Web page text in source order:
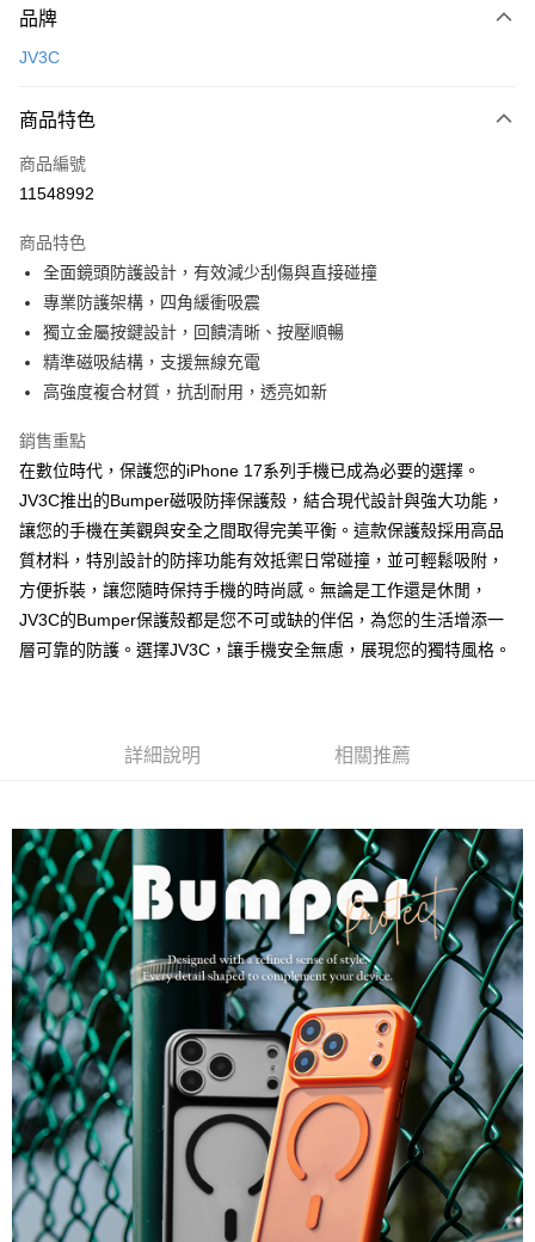
２．便利：只要手機號碼，簡訊認證，即可結帳。
１．於結帳方式選擇「AFTEE先享後付」後，將跳轉至「AFTEE先享後付」
結帳頁面，進行簡訊認證並確認金額後，即可完成結帳。
３．收到繳費通知簡訊後14天內，點擊此簡訊中的連結，可透過四大超商／
ATM／網路銀行／等多元方式進行付款，方視為交易完成。
購買商品的店家。未經商家同意取消之訂單仍視為有效，需透過AFTEE先享
※ 交易是否成功請以「AFTEE先享後付 」之結帳頁面顯示為準，若有關於
是否繳費成功／繳費後需取消欲退款等相關疑問，請聯繫「AFTEE先享後付
客戶支援中心」 https://netprotections.freshdesk.com/support/home
【注意事項】
１．透過由恩沛科技股份有限公司提供之「AFTEE先享後付」服務完成之交
權轉讓予恩沛科技股份有限公司。
２．關於個人資料處理事宜，請瀏覽以下網址：
https://aftee.tw/terms/#terms3
３．未成年的使用者請事先徵得法定代理人或監護人之同意方可使用
「AFTEE先享後付」，若未經同意申辦者引起之損失，本公司不負相關責
任。
４．使用「AFTEE先享後付」時，將依據個別帳號之用戶狀況，依本公司即
時審查核予不同之上限額度；若仍有額度不足之情形，本公司將視審查結果
請求用戶進行身份認證。
５．嚴禁一人註冊多個帳號或使用他人資訊註冊。若發現惡意使用之情形，
恩沛科技股份有限公司將有權停止該用戶之使用額度並採取法律行動。
運送方式
全家取貨付款
付款後全家取貨
每筆NT$60，滿NT$499(含以上)免運費
7-11取貨付款
每筆NT$60，滿NT$499(含以上)免運費
付款後7-11取貨
每筆NT$60，滿NT$499(含以上)免運費
宅配
每筆NT$80，滿NT$699(含以上)免運費
品牌
JV3C
商品特色
商品編號
11548992
商品特色
全面鏡頭防護設計，有效減少刮傷與直接碰撞
專業防護架構，四角緩衝吸震
獨立金屬按鍵設計，回饋清晰、按壓順暢
精準磁吸結構，支援無線充電
高強度複合材質，抗刮耐用，透亮如新
銷售重點
在數位時代，保護您的iPhone 17系列手機已成為必要的選擇。
JV3C推出的Bumper磁吸防摔保護殼，結合現代設計與強大功能，
讓您的手機在美觀與安全之間取得完美平衡。這款保護殼採用高品
質材料，特別設計的防摔功能有效抵禦日常碰撞，並可輕鬆吸附，
方便拆裝，讓您隨時保持手機的時尚感。無論是工作還是休閒，
JV3C的Bumper保護殼都是您不可或缺的伴侶，為您的生活增添一
層可靠的防護。選擇JV3C，讓手機安全無慮，展現您的獨特風格。
詳細說明 相關推薦